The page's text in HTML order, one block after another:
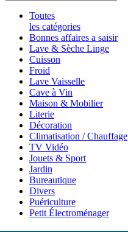
Toutes
les catégories
Bonnes affaires a saisir
Lave & Sèche Linge
Cuisson
Froid
Lave Vaisselle
Cave à Vin
Maison & Mobilier
Literie
Décoration
Climatisation / Chauffage
TV Vidéo
Jouets & Sport
Jardin
Bureautique
Divers
Puériculture
Petit Électroménager